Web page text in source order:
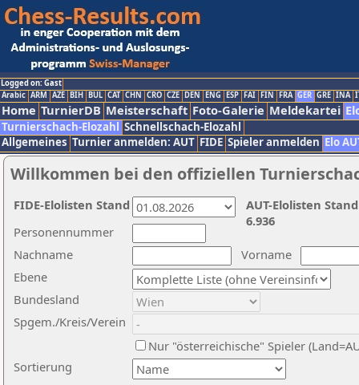
Logged on: Gast
Arabic ARM AZE BIH BUL CAT CHN CRO CZE DEN ENG ESP FAI FIN FRA GER GRE INA
Home TurnierDB Meisterschaft Foto-Galerie Meldekartei
Turnierschach-Elozahl Schnellschach-Elozahl
Allgemeines Turnier anmelden: AUT FIDE Spieler anmelden Elo
Willkommen bei den offiziellen
Nachname
Vorname
Ebene
Sortierung
Personennummer
Bundesland
Spgem./Kreis/Verein
Nur "österreichische" Spieler
AUT-Elolisten
6.936
FIDE-Elolisten Stand